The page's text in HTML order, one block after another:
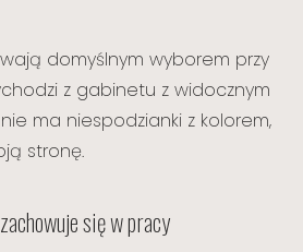
domyślnym wyborem przy
z gabinetu z widocznym
ma niespodzianki z kolorem,
stronę.
się w pracy